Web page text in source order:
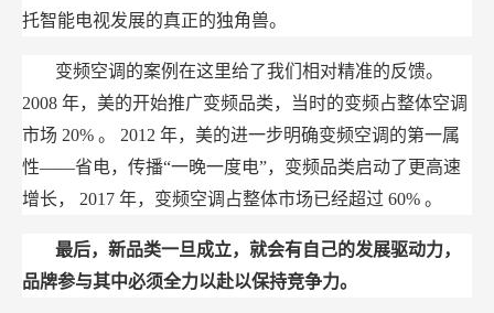
托智能电视发展的真正的独角兽。
变频空调的案例在这里给了我们相对精准的反馈。
2008 年，美的开始推广变频品类，当时的变频占整体空调
市场 20% 。 2012 年，美的进一步明确变频空调的第一属
性——省电，传播“一晚一度电”，变频品类启动了更高速
增长， 2017 年，变频空调占整体市场已经超过 60% 。
最后，新品类一旦成立，就会有自己的发展驱动力，
品牌参与其中必须全力以赴以保持竞争力。